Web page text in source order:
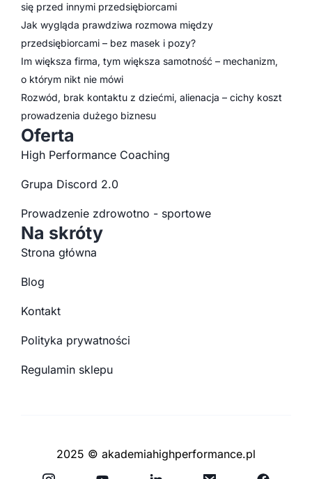
się przed innymi przedsiębiorcami
Jak wygląda prawdziwa rozmowa między
przedsiębiorcami – bez masek i pozy?
Im większa firma, tym większa samotność – mechanizm,
o którym nikt nie mówi
Rozwód, brak kontaktu z dziećmi, alienacja – cichy koszt
prowadzenia dużego biznesu
Oferta
High Performance Coaching
Grupa Discord 2.0
Prowadzenie zdrowotno - sportowe
Na skróty
Strona główna
Blog
Kontakt
Polityka prywatności
Regulamin sklepu
2025 © akademiahighperformance.pl